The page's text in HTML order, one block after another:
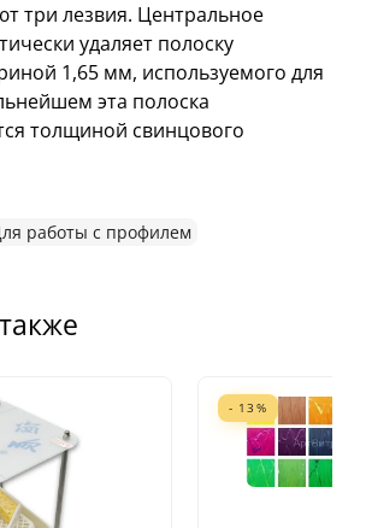
три лезвия. Центральное
удаляет полоску
1,65 мм, используемого для
эта полоска
толщиной свинцового
работы с профилем
- 13%